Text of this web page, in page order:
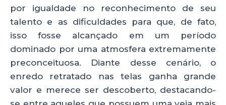
por igualdade no reconhecimento de seu
talento e as dificuldades para que, de fato,
isso fosse alcançado em um período
dominado por uma atmosfera extremamente
preconceituosa. Diante desse cenário, o
enredo retratado nas telas ganha grande
valor e merece ser descoberto, destacando-